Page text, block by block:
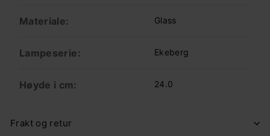
Materiale: Glass
Lampeserie: Ekeberg
Høyde i cm: 24.0
Frakt og retur